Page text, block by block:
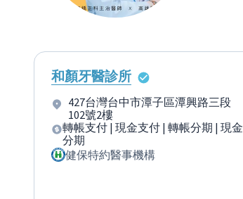
和顏牙醫診所
427台灣台中市潭子區潭興路三段
102號2樓
轉帳支付 | 現金支付 | 轉帳分期 | 現金
分期
健保特約醫事機構